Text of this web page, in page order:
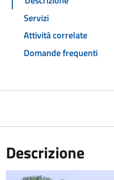
Servizi
Attività correlate
Domande frequenti
Descrizione